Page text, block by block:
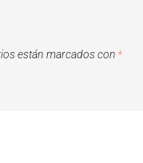
están marcados con *